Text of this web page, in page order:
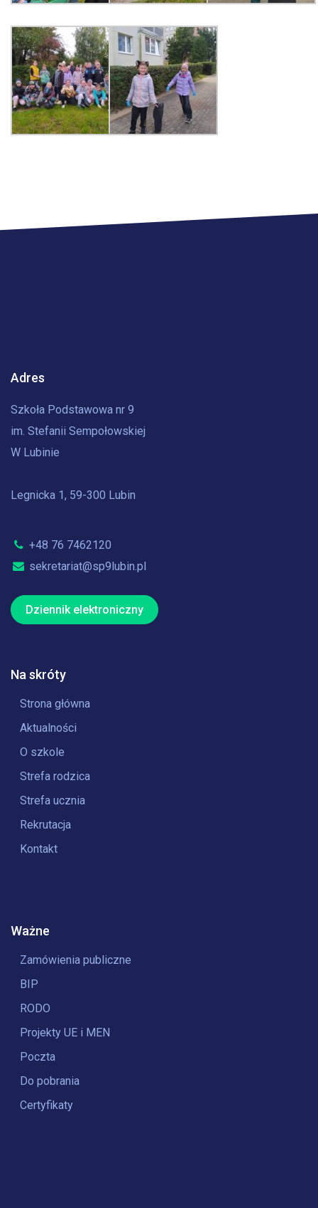
Adres
Szkoła Podstawowa nr 9
im. Stefanii Sempołowskiej
W Lubinie
Legnicka 1, 59-300 Lubin
+48 76 7462120
sekretariat@sp9lubin.pl
Dziennik elektroniczny
Na skróty
Strona główna
Aktualności
O szkole
Strefa rodzica
Strefa ucznia
Rekrutacja
Kontakt
Ważne
Zamówienia publiczne
BIP
RODO
Projekty UE i MEN
Poczta
Do pobrania
Certyfikaty